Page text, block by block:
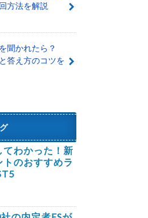
方法を解説
聞かれたら？
答え方のコツを
てわかった！新
のおすすめラ